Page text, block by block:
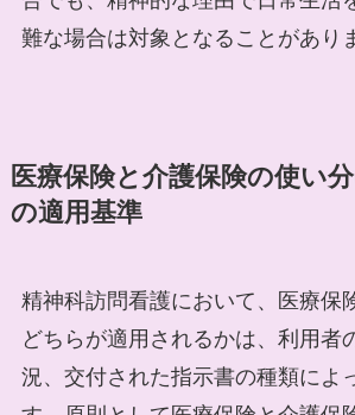
難な場合は対象となることがあり
医療保険と介護保険の使い
の適用基準
精神科訪問看護において、医療保
どちらが適用されるかは、利用者
況、交付された指示書の種類によ